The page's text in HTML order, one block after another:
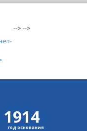
--> -->
1914
год основания